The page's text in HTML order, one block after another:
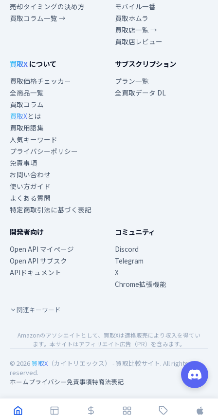
売却タイミングの決め方
買取コラム一覧 →
モバイル一番
買取ホムラ
買取店一覧 →
買取店レビュー
買取Xについて
買取価格チェッカー
全商品一覧
買取コラム
買取Xとは
買取用語集
人気キーワード
プライバシーポリシー
免責事項
お問い合わせ
使い方ガイド
よくある質問
特定商取引法に基づく表記
サブスクリプション
プラン一覧
全買取データ DL
開発者向け
Open API マイページ
Open API サブスク
APIドキュメント
コミュニティ
Discord
Telegram
X
Chrome拡張機能
関連キーワード
Amazonのアソシエイトとして、買取Xは適格販売により収入を得てい
ます。本サイトはアフィリエイト広告（PR）を含みます。
© 2026 買取X （カイトリエックス） - 買取比較サイト. All rights
reserved.
ホームプライバシー免責事項特商法表記